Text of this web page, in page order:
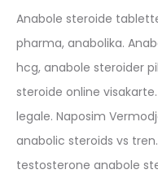
Anabole steroide
pharma, anabolika.
hcg, anabole steroider
steroide online
legale. Naposim
anabolic steroids vs
testosterone anabole